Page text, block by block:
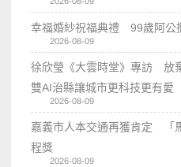
幸福婚紗祝福典禮 99歲阿公
2026-08-09
徐欣瑩《大雲時堂》專訪 放
雙AI治縣讓城市更科技更有愛
2026-08-09
嘉義市人本交通再獲肯定 「
程獎
2026-08-09